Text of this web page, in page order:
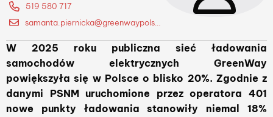
519 580 717
samanta.piernicka@greenwaypolska.pl
W 2025 roku publiczna sieć ładowania
samochodów elektrycznych GreenWay
powiększyła się w Polsce o blisko 20%. Zgodnie z
danymi PSNM uruchomione przez operatora 401
nowe punkty ładowania stanowiły niemal 18%